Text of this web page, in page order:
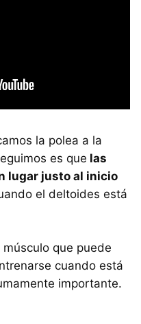
la polea a la
es que las
lugar justo al inicio
el deltoides está
que puede
cuando está
importante.